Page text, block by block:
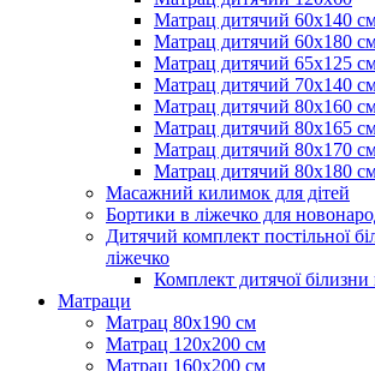
Матрац дитячий 60х140
Матрац дитячий 60х180
Матрац дитячий 65х125
Матрац дитячий 70х140
Матрац дитячий 80х160
Матрац дитячий 80х165
Матрац дитячий 80х170
Матрац дитячий 80х180
Масажний килимок для дітей
Бортики в ліжечко для
Дитячий комплект постільної
ліжечко
Комплект дитячої
Матраци
Матрац 80х190 см
Матрац 120х200 см
Матрац 160х200 см